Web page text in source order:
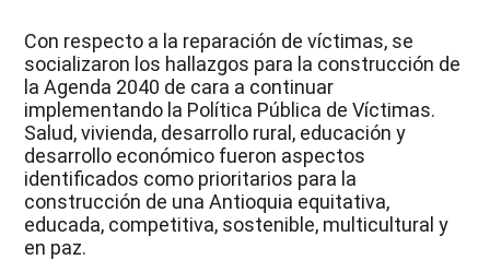
Con respecto a la reparación de víctimas, se
socializaron los hallazgos para la construcción de
la Agenda 2040 de cara a continuar
implementando la Política Pública de Víctimas.
Salud, vivienda, desarrollo rural, educación y
desarrollo económico fueron aspectos
identificados como prioritarios para la
construcción de una Antioquia equitativa,
educada, competitiva, sostenible, multicultural y
en paz.